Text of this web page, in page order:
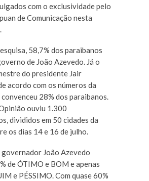
com o exclusividade pelo
de Comunicação nesta
58,7% dos paraibanos
de João Azevedo. Já o
do presidente Jair
acordo com os números da
convenceu 28% dos paraibanos.
ouviu 1.300
divididos em 50 cidades da
os dias 14 e 16 de julho.
João Azevedo
de ÓTIMO e BOM e apenas
e PÉSSIMO. Com quase 60%